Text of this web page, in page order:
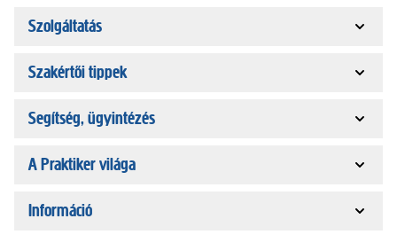
Szolgáltatás
Szakértői tippek
Segítség, ügyintézés
A Praktiker világa
Információ